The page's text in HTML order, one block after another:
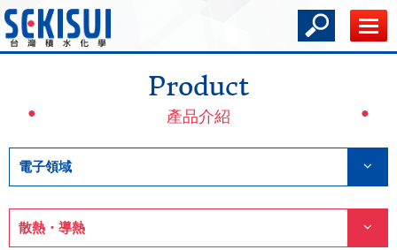
Product
產品介紹
電子領域
散熱・導熱